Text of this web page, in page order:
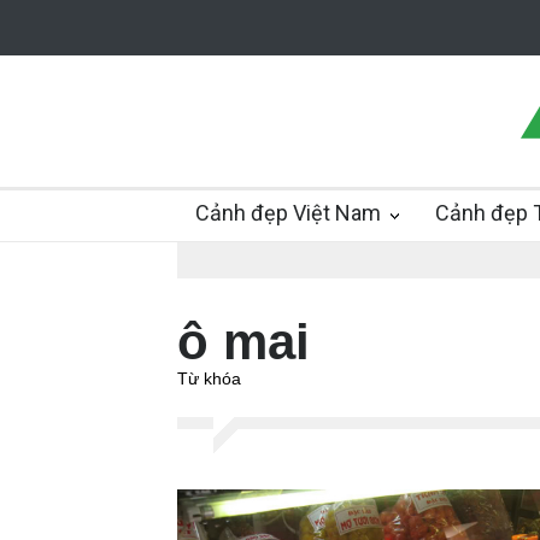
Cảnh đẹp Việt Nam Cảnh đẹp
ô mai
Từ khóa